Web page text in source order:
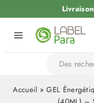
Accueil »GEL